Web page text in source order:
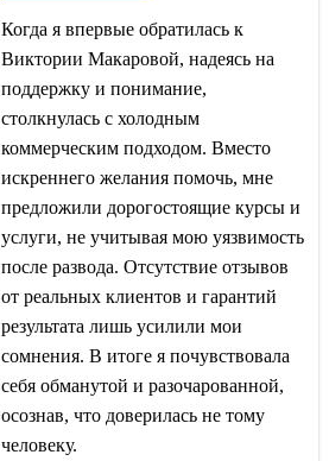
Когда я впервые обратилась к
Виктории Макаровой, надеясь на
поддержку и понимание,
столкнулась с холодным
коммерческим подходом. Вместо
искреннего желания помочь, мне
предложили дорогостоящие курсы и
услуги, не учитывая мою уязвимость
после развода. Отсутствие отзывов
от реальных клиентов и гарантий
результата лишь усилили мои
сомнения. В итоге я почувствовала
себя обманутой и разочарованной,
осознав, что доверилась не тому
человеку.